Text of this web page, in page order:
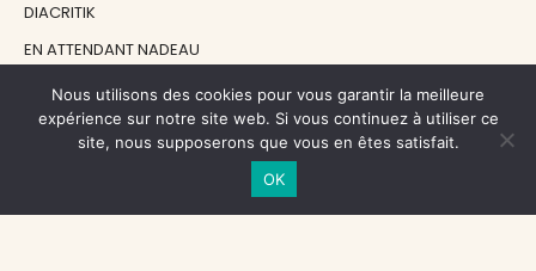
DIACRITIK
EN ATTENDANT NADEAU
NOS SOUTIENS
Nous utilisons des cookies pour vous garantir la meilleure
expérience sur notre site web. Si vous continuez à utiliser ce
site, nous supposerons que vous en êtes satisfait.
OK